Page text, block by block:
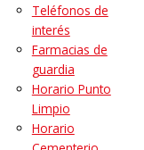
Teléfonos de
interés
Farmacias de
guardia
Horario Punto
Limpio
Horario